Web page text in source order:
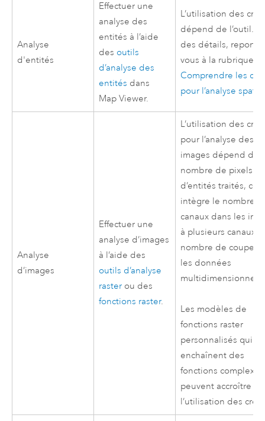
Analyse
d'entités
Effectuer une
analyse des
entités à l’aide
des outils
d’analyse des
entités dans
Map Viewer.
L’utilisation des
dépend de l’outil.
des détails,
vous à la rubrique
Comprendre les
pour l’analyse
Analyse
d’images
Effectuer une
analyse d’images
à l’aide des
outils d’analyse
raster ou des
fonctions raster.
L’utilisation des
pour l’analyse des
images dépend du
nombre de pixels
d’entités traités, ce
intègre le nombre
canaux dans les
à plusieurs canaux
nombre de coupes
les données
Les modèles de
fonctions raster
personnalisés qui
enchaînent des
fonctions complexes
peuvent accroître
l’utilisation des